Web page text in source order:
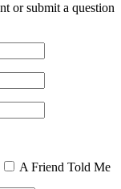
or submit a question
A Friend Told Me